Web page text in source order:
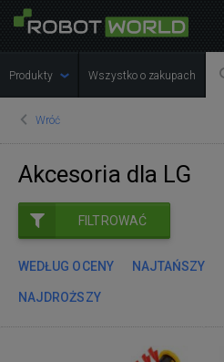
Produkty Wszystko o zakupach
Wróć
Akcesoria dla LG
FILTROWAĆ
WEDŁUG OCENY NAJTAŃSZY
NAJDROŻSZY